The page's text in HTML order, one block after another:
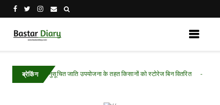
ब्रेकिंग
अनुसूचित जाति उपयोजना के तहत किसानों को स्टोरेज बिन वितरित